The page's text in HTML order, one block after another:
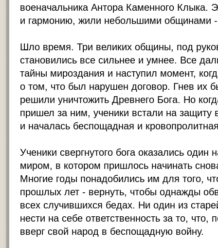
военачальника Антора Каменного Клыка.
и гармонию, жили небольшими общинами
Шло время. Три великих общины, под
становились все сильнее и умнее. Все
тайны мироздания и наступил момент,
о том, что был нарушен договор. Гнев их
решили уничтожить Древнего Бога. Но
пришел за ним, ученики встали на защиту
и началась беспощадная и
Ученики свергнутого бога оказались
миром, в котором пришлось начинать
Многие годы понадобились им для того,
прошлых лет - вернуть, чтобы однажды
всех случившихся бедах. Ни один из
нести на себе ответственность за то,
вверг свой народ в беспощадную войну.